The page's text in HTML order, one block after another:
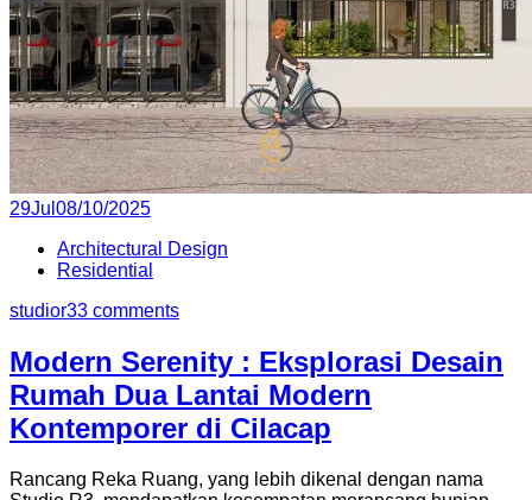
Posted
29Jul 08/10/2025
Architectural Design
Residential
studior33 comments
Modern Serenity : Eksplorasi Desain
Rumah Dua Lantai Modern
Kontemporer di Cilacap
Rancang Reka Ruang, yang lebih dikenal dengan nama